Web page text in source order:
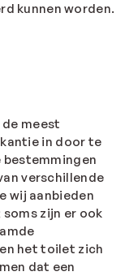
kunnen worden.
meest
in door te
bestemmingen
verschillende
wij aanbieden
zijn er ook
het toilet zich
dat een